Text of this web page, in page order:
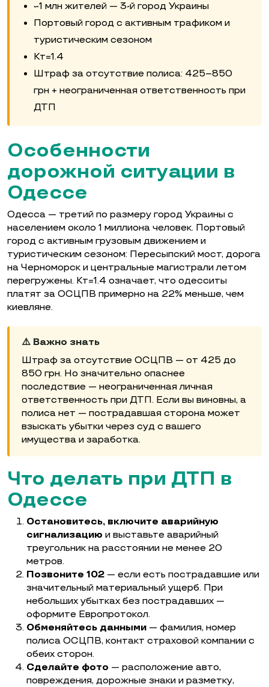
~1 млн жителей — 3-й город Украины
Портовый город с активным трафиком и
туристическим сезоном
Кт=1.4
Штраф за отсутствие полиса: 425–850
грн + неограниченная ответственность при
ДТП
Особенности
дорожной ситуации в
Одессе
Одесса — третий по размеру город Украины с
населением около 1 миллиона человек. Портовый
город с активным грузовым движением и
туристическим сезоном: Пересыпский мост, дорога
на Черноморск и центральные магистрали летом
перегружены. Кт=1.4 означает, что одесситы
платят за ОСЦПВ примерно на 22% меньше, чем
киевляне.
⚠️ Важно знать
Штраф за отсутствие ОСЦПВ — от 425 до
850 грн. Но значительно опаснее
последствие — неограниченная личная
ответственность при ДТП. Если вы виновны, а
полиса нет — пострадавшая сторона может
взыскать убытки через суд с вашего
имущества и заработка.
Что делать при ДТП в
Одессе
Остановитесь, включите аварийную
сигнализацию и выставьте аварийный
треугольник на расстоянии не менее 20
метров.
Позвоните 102 — если есть пострадавшие или
значительный материальный ущерб. При
небольших убытках без пострадавших —
оформите Европротокол.
Обменяйтесь данными — фамилия, номер
полиса ОСЦПВ, контакт страховой компании с
обеих сторон.
Сделайте фото — расположение авто,
повреждения, дорожные знаки и разметку,